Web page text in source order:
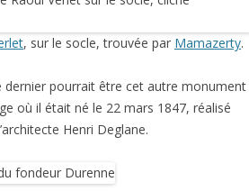
, sur le socle, trouvée par Mamazerty.
dernier pourrait être cet autre monument
où il était né le 22 mars 1847, réalisé
Henri Deglane.